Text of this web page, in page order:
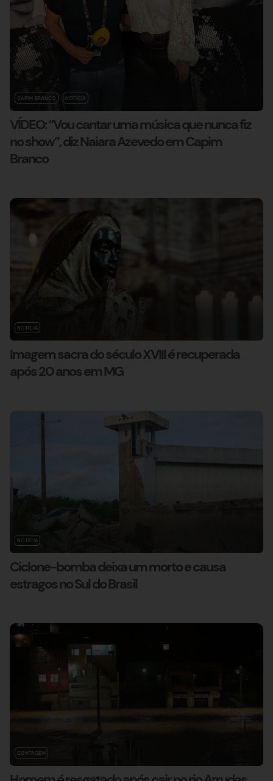
CAPIM BRANCO NOTÍCIA
VÍDEO: “Vou cantar uma música que nunca fiz
no show”, diz Naiara Azevedo em Capim
Branco
NOTÍCIA
Imagem sacra do século XVIII é recuperada
após 20 anos em MG
NOTÍCIA
Ciclone-bomba deixa um morto e causa
estragos no Sul do Brasil
CONTAGEM